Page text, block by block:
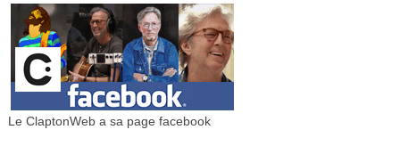
Le ClaptonWeb a sa page facebook